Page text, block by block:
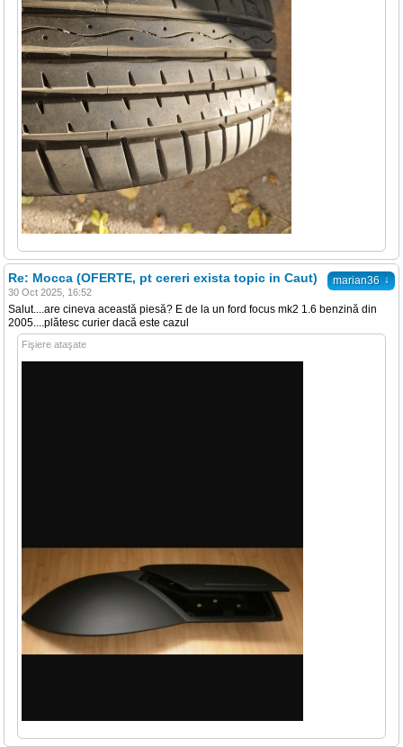
marian36 ↓
Re: Mocca (OFERTE, pt cereri exista topic in Caut)
30 Oct 2025, 16:52
Salut....are cineva această piesă? E de la un ford focus mk2 1.6 benzină din
2005....plătesc curier dacă este cazul
Fişiere ataşate